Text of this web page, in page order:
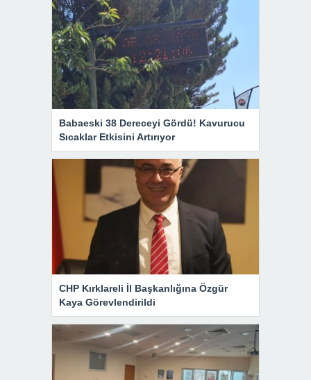
Babaeski 38 Dereceyi Gördü! Kavurucu
Sıcaklar Etkisini Artırıyor
CHP Kırklareli İl Başkanlığına Özgür
Kaya Görevlendirildi